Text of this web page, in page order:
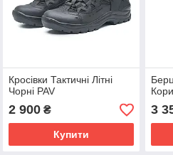
Кросівки Тактичні Літні
Чорні PAV
2 900₴
Купити
3